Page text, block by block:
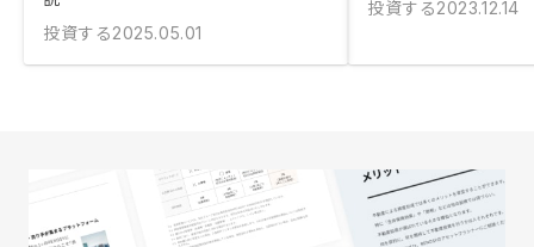
投資する2025.05.01
投資する2023.12.14